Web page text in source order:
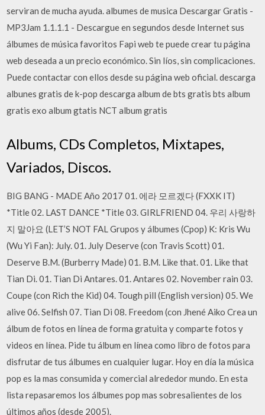
serviran de mucha ayuda. albumes de musica Descargar Gratis -
MP3Jam 1.1.1.1 - Descargue en segundos desde Internet sus
álbumes de música favoritos Fapi web te puede crear tu página
web deseada a un precio económico. Sin líos, sin complicaciones.
Puede contactar con ellos desde su página web oficial. descarga
albunes gratis de k-pop descarga album de bts gratis bts album
gratis exo album gtatis NCT album gratis
Albums, CDs Completos, Mixtapes,
Variados, Discos.
BIG BANG - MADE Año 2017 01. 에라 모르겠다 (FXXK IT)
*Title 02. LAST DANCE *Title 03. GIRLFRIEND 04. 우리 사랑하
지 말아요 (LET’S NOT FAL Grupos y álbumes (Cpop) K: Kris Wu
(Wu Yi Fan): July. 01. July Deserve (con Travis Scott) 01.
Deserve B.M. (Burberry Made) 01. B.M. Like that. 01. Like that
Tian Di. 01. Tian Di Antares. 01. Antares 02. November rain 03.
Coupe (con Rich the Kid) 04. Tough pill (English version) 05. We
alive 06. Selfish 07. Tian Di 08. Freedom (con Jhené Aiko Crea un
álbum de fotos en línea de forma gratuita y comparte fotos y
videos en línea. Pide tu álbum en línea como libro de fotos para
disfrutar de tus álbumes en cualquier lugar. Hoy en día la música
pop es la mas consumida y comercial alrededor mundo. En esta
lista repasaremos los álbumes pop mas sobresalientes de los
últimos años (desde 2005).